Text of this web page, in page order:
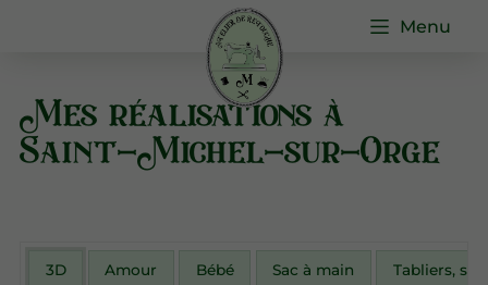
Menu
Mes réalisations à
Saint-Michel-sur-Orge
3D Amour Bébé Sac à main Tabliers,